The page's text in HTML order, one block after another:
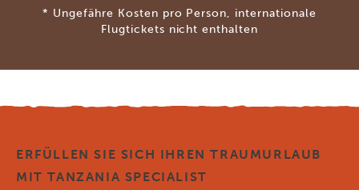
* Ungefähre Kosten pro Person, internationale
Flugtickets nicht enthalten
ERFÜLLEN SIE SICH IHREN TRAUMURLAUB
MIT TANZANIA SPECIALIST